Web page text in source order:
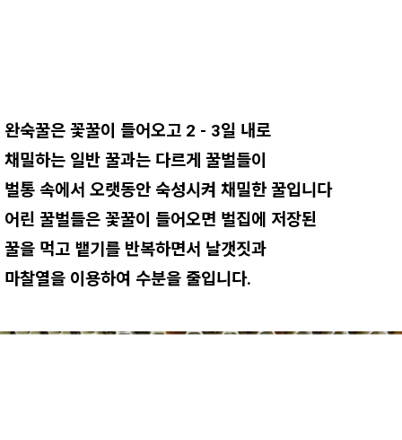
완숙꿀은 꽃꿀이 들어오고 2 - 3일 내로
채밀하는 일반 꿀과는 다르게 꿀벌들이
벌통 속에서 오랫동안 숙성시켜 채밀한 꿀입니다
어린 꿀벌들은 꽃꿀이 들어오면 벌집에 저장된
꿀을 먹고 뱉기를 반복하면서 날갯짓과
마찰열을 이용하여 수분을 줄입니다.